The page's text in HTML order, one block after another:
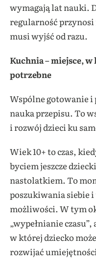
wymagają lat nauki.
regularność
musi wyjść od razu.
Kuchnia – miejsce,
potrzebne
Wspólne gotowanie i
nauka przepisu. To
i rozwój dzieci ku
Wiek 10+ to czas,
byciem jeszcze
nastolatkiem. To
poszukiwania siebie
możliwości. W tym
„wypełnianie
w której dziecko
rozwijać